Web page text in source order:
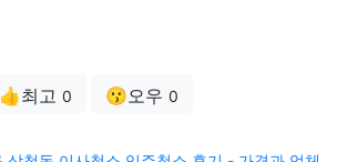
👍최고 0 😗오우 0